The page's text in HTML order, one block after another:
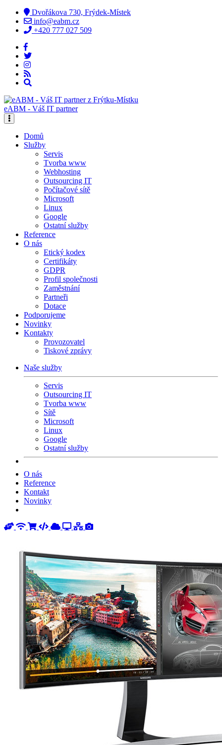
Dvořákova 730, Frýdek-Místek
info@eabm.cz
+420 777 027 509
eABM - Váš IT partner
Domů
Služby
Servis
Tvorba www
Webhosting
Outsourcing IT
Počítačové sítě
Microsoft
Linux
Google
Ostatní služby
Reference
O nás
Etický kodex
Certifikáty
GDPR
Profil společnosti
Zaměstnání
Partneři
Dotace
Podporujeme
Novinky
Kontakty
Provozovatel
Tiskové zprávy
Naše služby
Servis
Outsourcing IT
Tvorba www
Sítě
Microsoft
Linux
Google
Ostatní služby
O nás
Reference
Kontakt
Novinky